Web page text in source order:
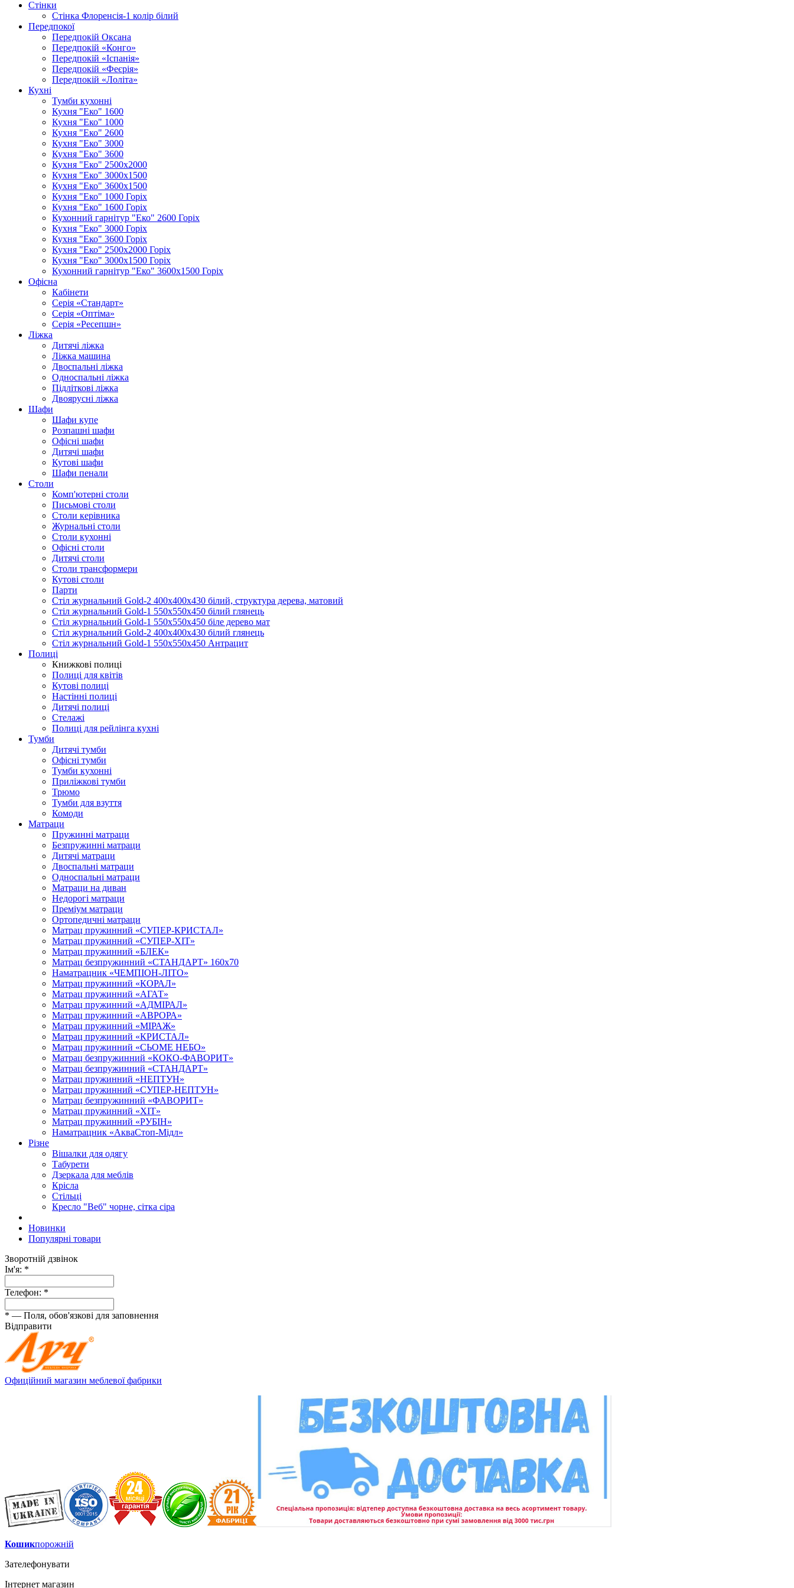
Стінки
Стінка Флоренсія-1 колір білий
Передпокої
Передпокій Оксана
Передпокій «Конго»
Передпокій «Іспанія»
Передпокій «Феєрія»
Передпокій «Лоліта»
Кухні
Тумби кухонні
Кухня "Еко" 1600
Кухня "Еко" 1000
Кухня "Еко" 2600
Кухня "Еко" 3000
Кухня "Еко" 3600
Кухня "Еко" 2500х2000
Кухня "Еко" 3000х1500
Кухня "Еко" 3600х1500
Кухня "Еко" 1000 Горіх
Кухня "Еко" 1600 Горіх
Кухонний гарнітур "Еко" 2600 Горіх
Кухня "Еко" 3000 Горіх
Кухня "Еко" 3600 Горіх
Кухня "Еко" 2500х2000 Горіх
Кухня "Еко" 3000х1500 Горіх
Кухонний гарнітур "Еко" 3600х1500 Горіх
Офісна
Кабінети
Серія «Стандарт»
Серія «Оптіма»
Серія «Ресепшн»
Ліжка
Дитячі ліжка
Ліжка машина
Двоспальні ліжка
Односпальні ліжка
Підліткові ліжка
Двоярусні ліжка
Шафи
Шафи купе
Розпашні шафи
Офісні шафи
Дитячі шафи
Кутові шафи
Шафи пенали
Столи
Комп'ютерні столи
Письмові столи
Столи керівника
Журнальні столи
Столи кухонні
Офісні столи
Дитячі столи
Cтоли трансформери
Кутові столи
Парти
Стіл журнальний Gold-2 400х400х430 білий, структура дерева, матовий
Стіл журнальний Gold-1 550х550х450 білий глянець
Стіл журнальний Gold-1 550х550х450 біле дерево мат
Стіл журнальний Gold-2 400х400х430 білий глянець
Стіл журнальний Gold-1 550х550х450 Антрацит
Полиці
Книжкові полиці
Полиці для квітів
Кутові полиці
Настінні полиці
Дитячі полиці
Стелажі
Полиці для рейлінга кухні
Тумби
Дитячі тумби
Офісні тумби
Тумби кухонні
Приліжкові тумби
Трюмо
Тумби для взуття
Комоди
Матраци
Пружинні матраци
Безпружинні матраци
Дитячі матраци
Двоспальні матраци
Односпальні матраци
Матраци на диван
Недорогі матраци
Преміум матраци
Ортопедичні матраци
Матрац пружинний «СУПЕР-КРИСТАЛ»
Матрац пружинний «СУПЕР-ХІТ»
Матрац пружинний «БЛЕК»
Матрац безпружинний «СТАНДАРТ» 160х70
Наматрацник «ЧЕМПІОН-ЛІТО»
Матрац пружинний «КОРАЛ»
Матрац пружинний «АГАТ»
Матрац пружинний «АДМІРАЛ»
Матрац пружинний «АВРОРА»
Матрац пружинний «МІРАЖ»
Матрац пружинний «КРИСТАЛ»
Матрац пружинний «СЬОМЕ НЕБО»
Матрац безпружинний «КОКО-ФАВОРИТ»
Матрац безпружинний «СТАНДАРТ»
Матрац пружинний «НЕПТУН»
Матрац пружинний «СУПЕР-НЕПТУН»
Матрац безпружинний «ФАВОРИТ»
Матрац пружинний «ХІТ»
Матрац пружинний «РУБІН»
Наматрацник «АкваСтоп-Мідл»
Різне
Вішалки для одягу
Табурети
Дзеркала для меблів
Крісла
Стільці
Кресло "Веб" чорне, сітка сіра
Новинки
Популярні товари
Зворотній дзвінок
Ім'я: *
Телефон: *
* — Поля, обов'язкові для заповнення
Відправити
Офиційний магазин меблевої фабрики
Кошикпорожній
Зателефонувати
Інтернет магазин